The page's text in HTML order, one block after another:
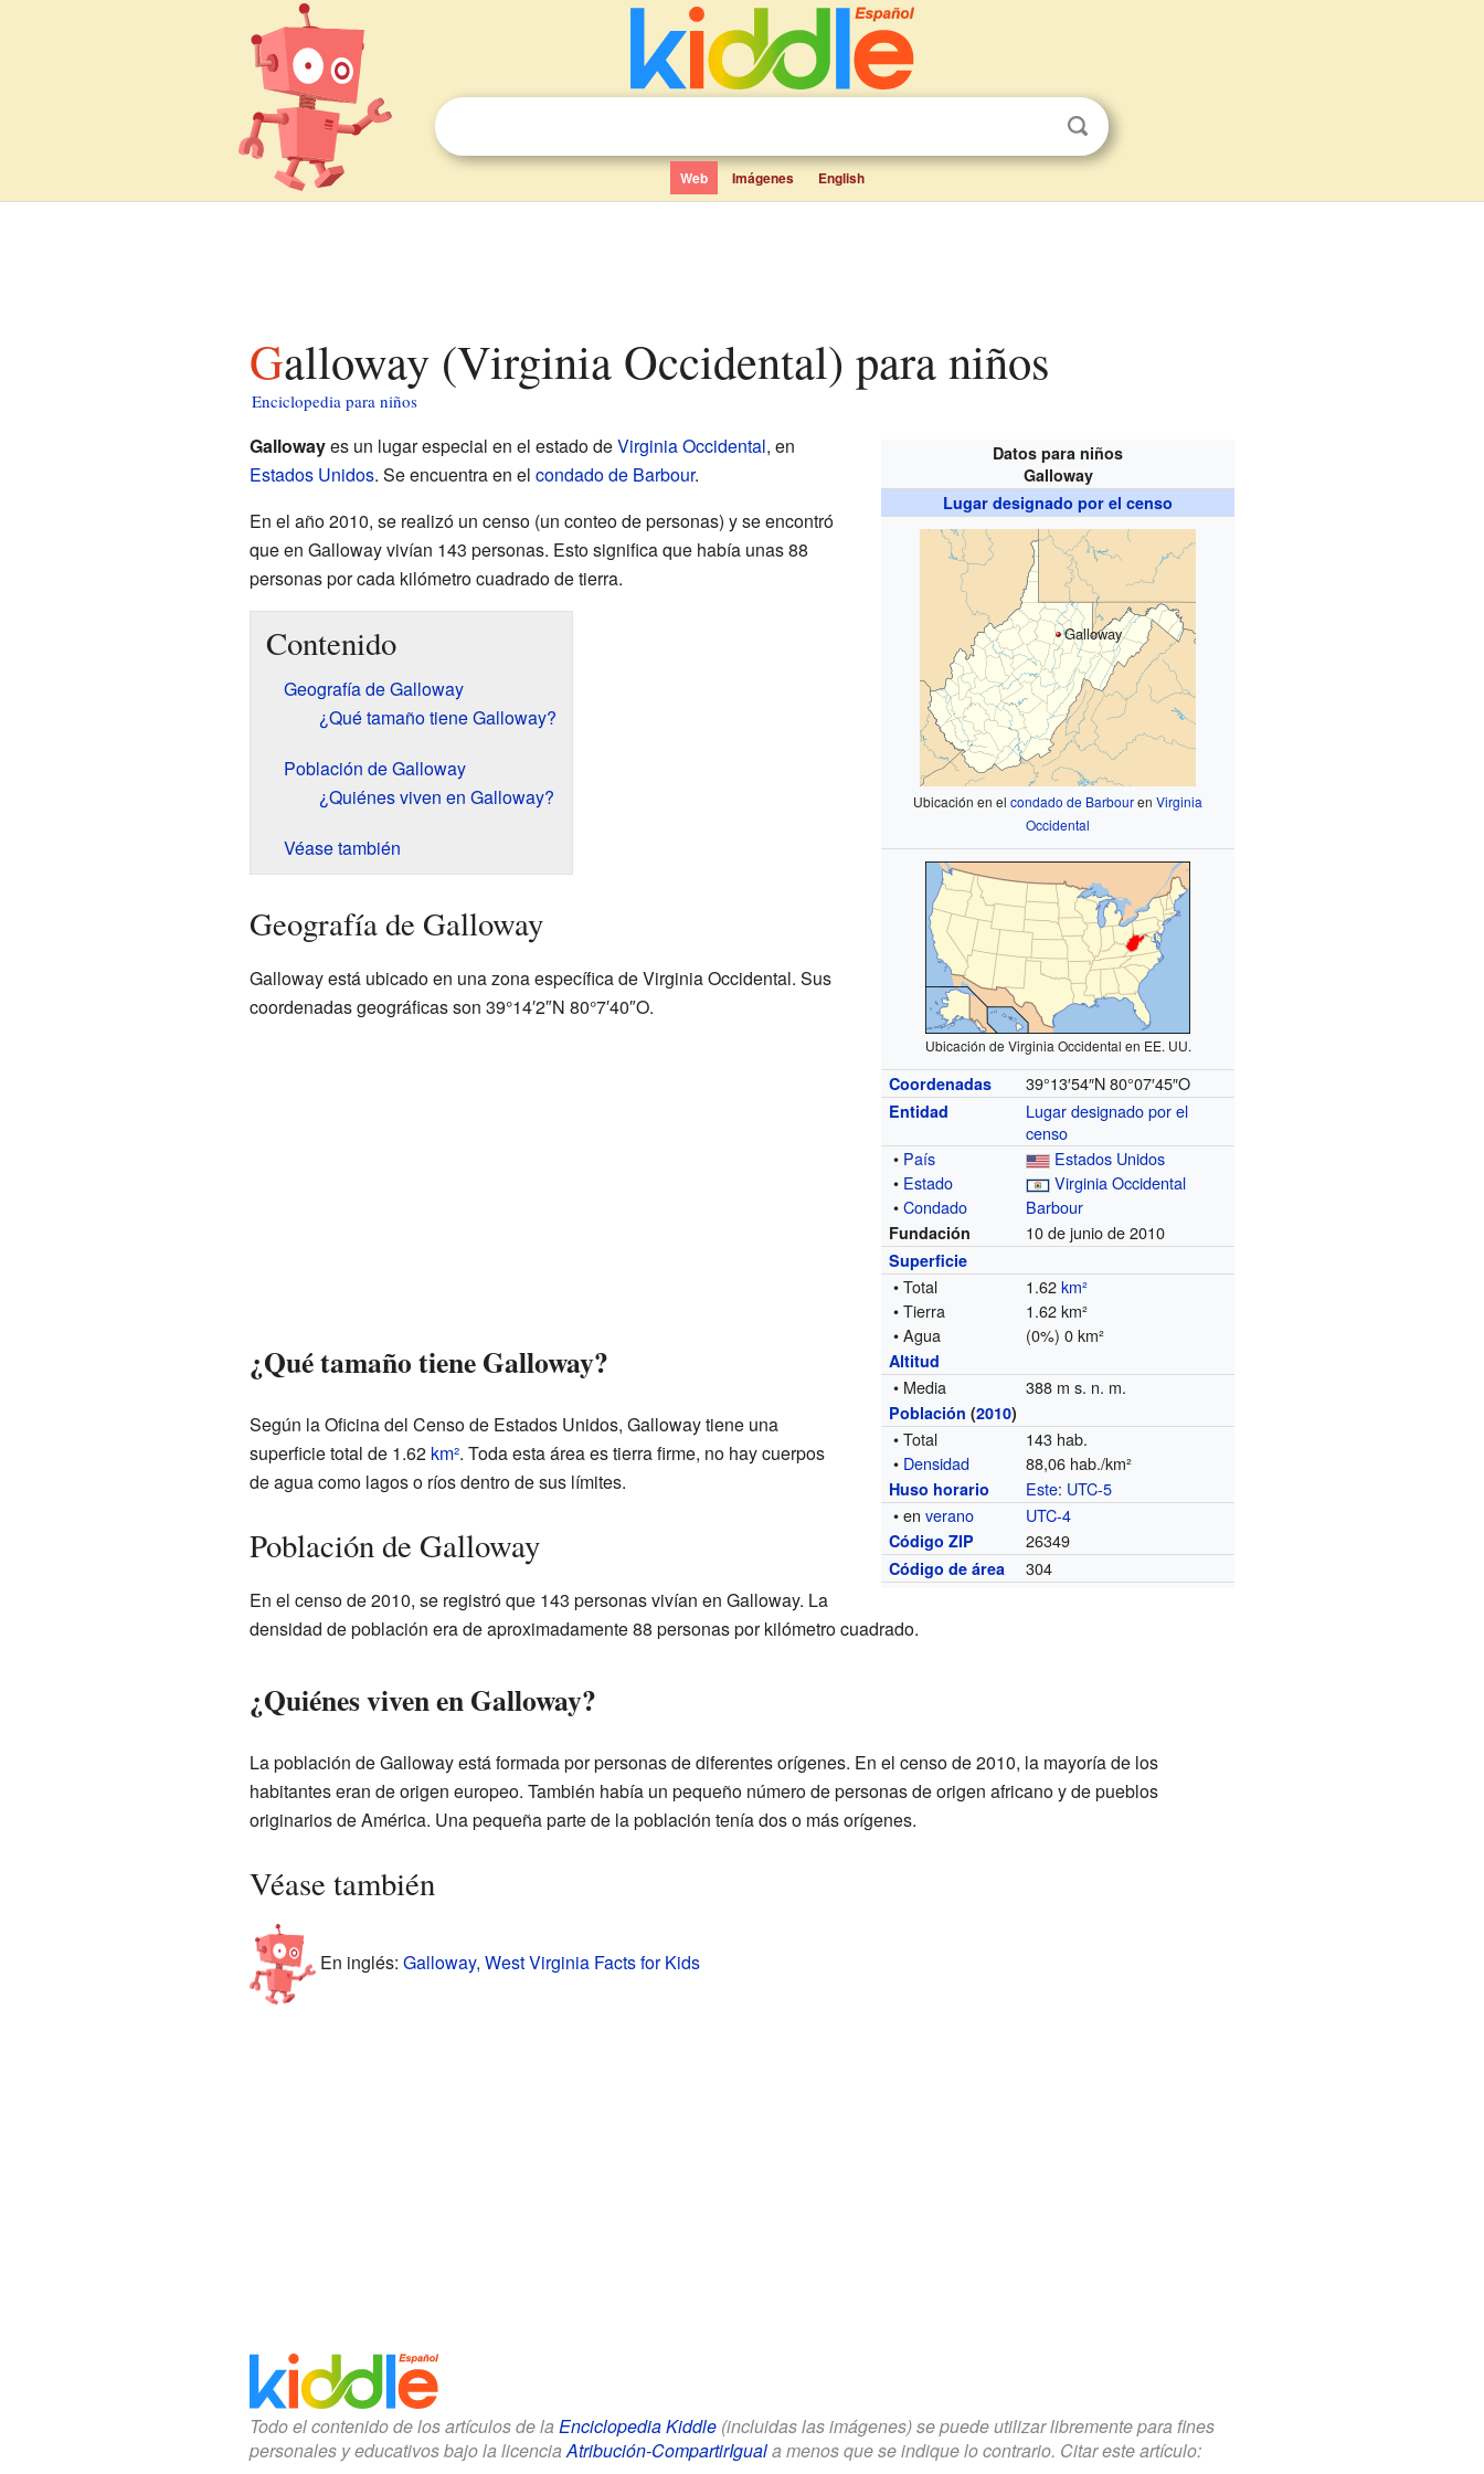
Web Imágenes English
Galloway (Virginia Occidental) para niños
Enciclopedia para niños
Datos para niños
Galloway
Lugar designado por el censo
Galloway
Ubicación en elcondado de BarbourenVirginia
Occidental
Ubicación de Virginia Occidental en EE. UU.
Coordenadas 39°13′54″N 80°07′45″O
Entidad
Lugar designado por el
censo
• País
Estados Unidos
• Estado
Virginia Occidental
•Condado Barbour
Fundación 10 de junio de 2010
Superficie
• Total 1.62km²
• Tierra
1.62 km²
• Agua
(0%) 0 km²
Altitud
• Media 388 m s. n. m.
Población (2010)
• Total
143 hab.
• Densidad 88,06 hab./km²
Huso horario Este: UTC-5
• enverano UTC-4
Código ZIP 26349
Código de área 304
Gallowayes un lugar especial en el estado deVirginia Occidental, en
Estados Unidos. Se encuentra en el condado de Barbour.
En el año 2010, se realizó un censo (un conteo de personas) y se encontró
que en Galloway vivían 143 personas. Esto significa que había unas 88
personas por cada kilómetro cuadrado de tierra.
Contenido
Geografía de Galloway
¿Qué tamaño tiene Galloway?
Población de Galloway
¿Quiénes viven en Galloway?
Véase también
Geografía de Galloway
Galloway está ubicado en una zona específica de Virginia Occidental. Sus
coordenadas geográficas son 39°14′2″N 80°7′40″O.
¿Qué tamaño tiene Galloway?
Según la Oficina del Censo de Estados Unidos, Galloway tiene una
superficie total de 1.62 km². Toda esta área es tierra firme, no hay cuerpos
de agua como lagos o ríos dentro de sus límites.
Población de Galloway
En el censo de 2010, se registró que 143 personas vivían en Galloway. La
densidad de población era de aproximadamente 88 personas por kilómetro cuadrado.
¿Quiénes viven en Galloway?
La población de Galloway está formada por personas de diferentes orígenes. En el censo de 2010, la mayoría de los
habitantes eran de origen europeo. También había un pequeño número de personas de origen africano y de pueblos
originarios de América. Una pequeña parte de la población tenía dos o más orígenes.
Véase también
En inglés: Galloway, West Virginia Facts for Kids
Todo el contenido de los artículos de la Enciclopedia Kiddle(incluidas las imágenes) se puede utilizar libremente para fines
personales y educativos bajo la licenciaAtribución-CompartirIguala menos que se indique lo contrario. Citar este artículo: